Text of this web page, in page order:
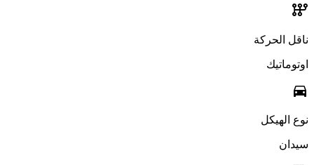
auto_transmission
ناقل الحركة
اوتوماتيك
directions_car
نوع الهيكل
سيدان